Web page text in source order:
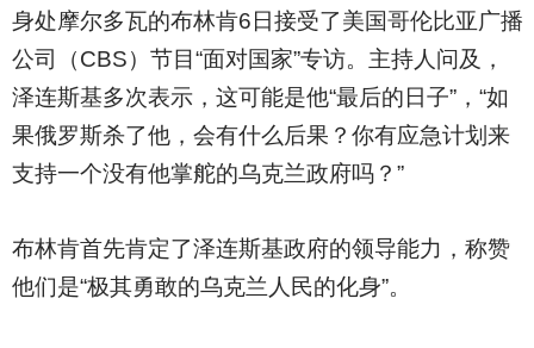
身处摩尔多瓦的布林肯6日接受了美国哥伦比亚广播
公司（CBS）节目“面对国家”专访。主持人问及，
泽连斯基多次表示，这可能是他“最后的日子”，“如
果俄罗斯杀了他，会有什么后果？你有应急计划来
支持一个没有他掌舵的乌克兰政府吗？”
布林肯首先肯定了泽连斯基政府的领导能力，称赞
他们是“极其勇敢的乌克兰人民的化身”。